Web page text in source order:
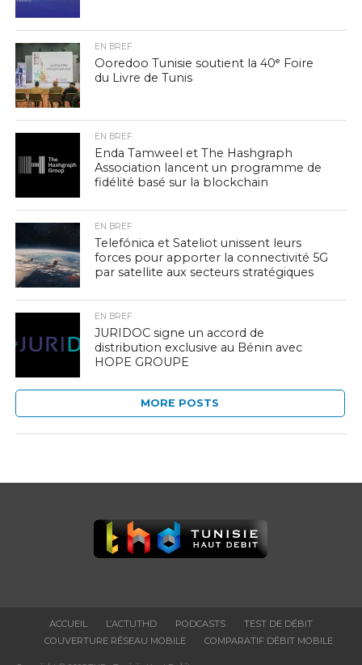
EN BREF
Ooredoo Tunisie soutient la 40ᵉ Foire
du Livre de Tunis
EN BREF
Enda Tamweel et The Hashgraph
Association lancent un programme de
fidélité basé sur la blockchain
EN BREF
Telefónica et Sateliot unissent leurs
forces pour apporter la connectivité 5G
par satellite aux secteurs stratégiques
EN BREF
JURIDOC signe un accord de
distribution exclusive au Bénin avec
HOPE GROUPE
MORE POSTS
ACCUEIL L’ACTUTHD PODCASTS
TEST DE DÉBIT
COUVERTURE RÉSEAU MOBILE
COMPARATIF DÉBIT MOBILE